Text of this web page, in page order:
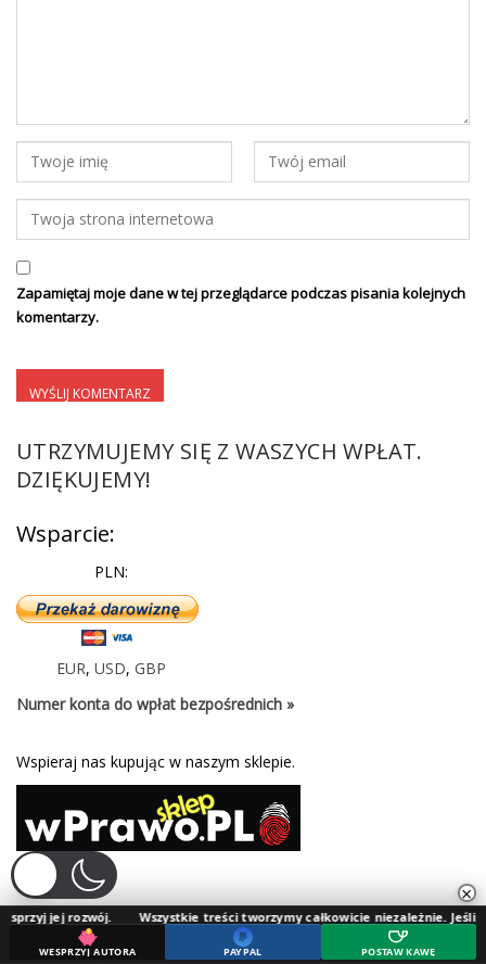
Zapamiętaj moje dane w tej przeglądarce podczas pisania kolejnych
komentarzy.
UTRZYMUJEMY SIĘ Z WASZYCH WPŁAT.
DZIĘKUJEMY!
Wsparcie:
PLN:
EUR, USD, GBP
Numer konta do wpłat bezpośrednich »
Wspieraj nas kupując w naszym sklepie.
×
Wszystkie treści tworzymy całkowicie niezależnie. Jeśli doceniasz
WESPRZYJ AUTORA PAYPAL POSTAW KAWĘ